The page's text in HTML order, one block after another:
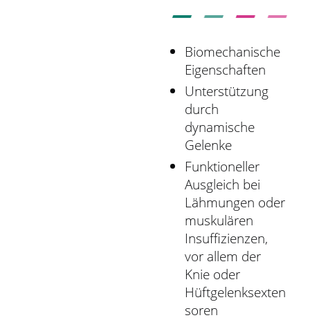
Biomechanische
Eigenschaften
Unterstützung
durch
dynamische
Gelenke
Funktioneller
Ausgleich bei
Lähmungen oder
muskulären
Insuffizienzen,
vor allem der
Knie oder
Hüftgelenksexten
soren